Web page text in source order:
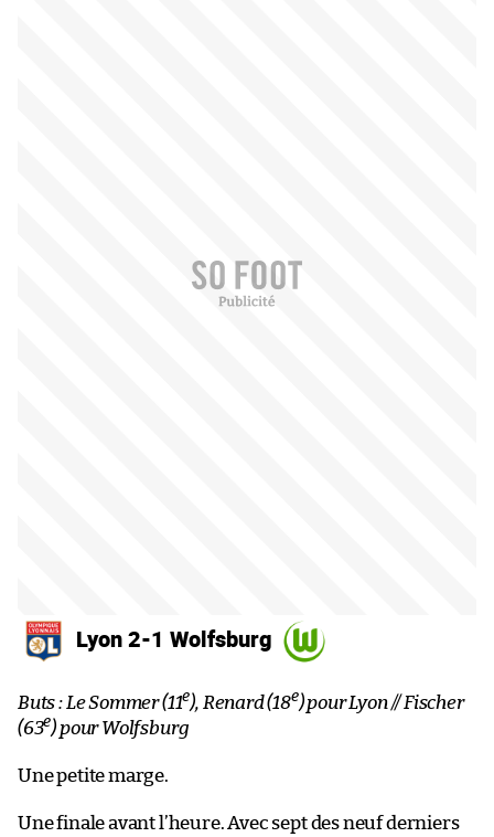
Lyon 2-1 Wolfsburg
Buts : Le Sommer (11e), Renard (18e) pour Lyon // Fischer
(63e) pour Wolfsburg
Une petite marge.
Une finale avant l’heure. Avec sept des neuf derniers